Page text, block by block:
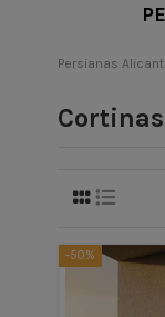
Persianas
-50%